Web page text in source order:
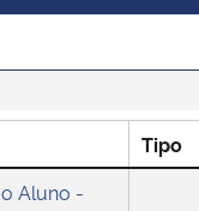
Inovações e
Tipo
Aluno -